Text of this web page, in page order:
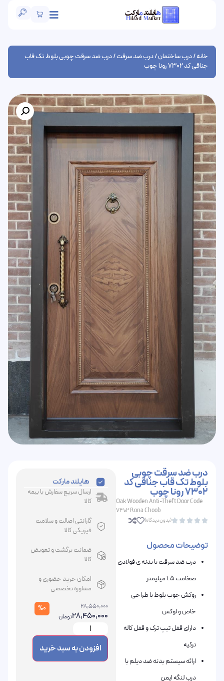
خانه/درب ساختمان/درب ضد سرقت/ درب ضد سرقت چوبی بلوط تک قاب
جناقی کد 7302 رونا چوب
درب ضد سرقت چوبی
بلوط تک قاب جناقی کد
7302 رونا چوب
Oak Wooden Anti-Theft Door Code
7302 Rona Choob



 (بدون دیدگاه)
توضیحات محصول
درب ضد سرقت با بدنه ی فولادی
ضخامت 1.5 میلیمتر
روکش چوب بلوط با طراحی
خاص و لوکس
دارای قفل تیپ ترک و قفل کاله
ترکیه
ارائه سیستم بدنه ضد دیلم با
درب لنگه ایمن
هایلند مارکت
ارسال سریع سفارش با بیمه
کالا
گارانتی اصالت و سلامت
فیزیکی کالا
ضمانت برگشت و تعویض
کالا
امکان خرید حضوری و
مشاوره تخصصی
28,550,000
28,450,000تومان
%0
افزودن به سبد خرید